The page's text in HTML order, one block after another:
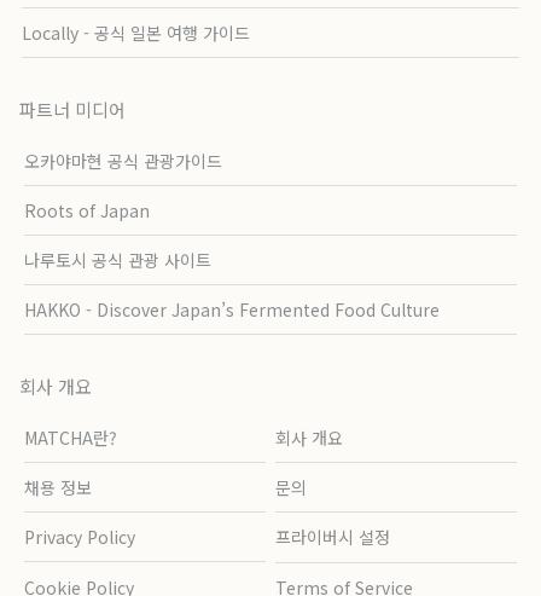
Locally - 공식 일본 여행 가이드
파트너 미디어
오카야마현 공식 관광가이드
Roots of Japan
나루토시 공식 관광 사이트
HAKKO - Discover Japan’s Fermented Food Culture
회사 개요
MATCHA란? 회사 개요
채용 정보 문의
Privacy Policy 프라이버시 설정
Cookie Policy Terms of Service